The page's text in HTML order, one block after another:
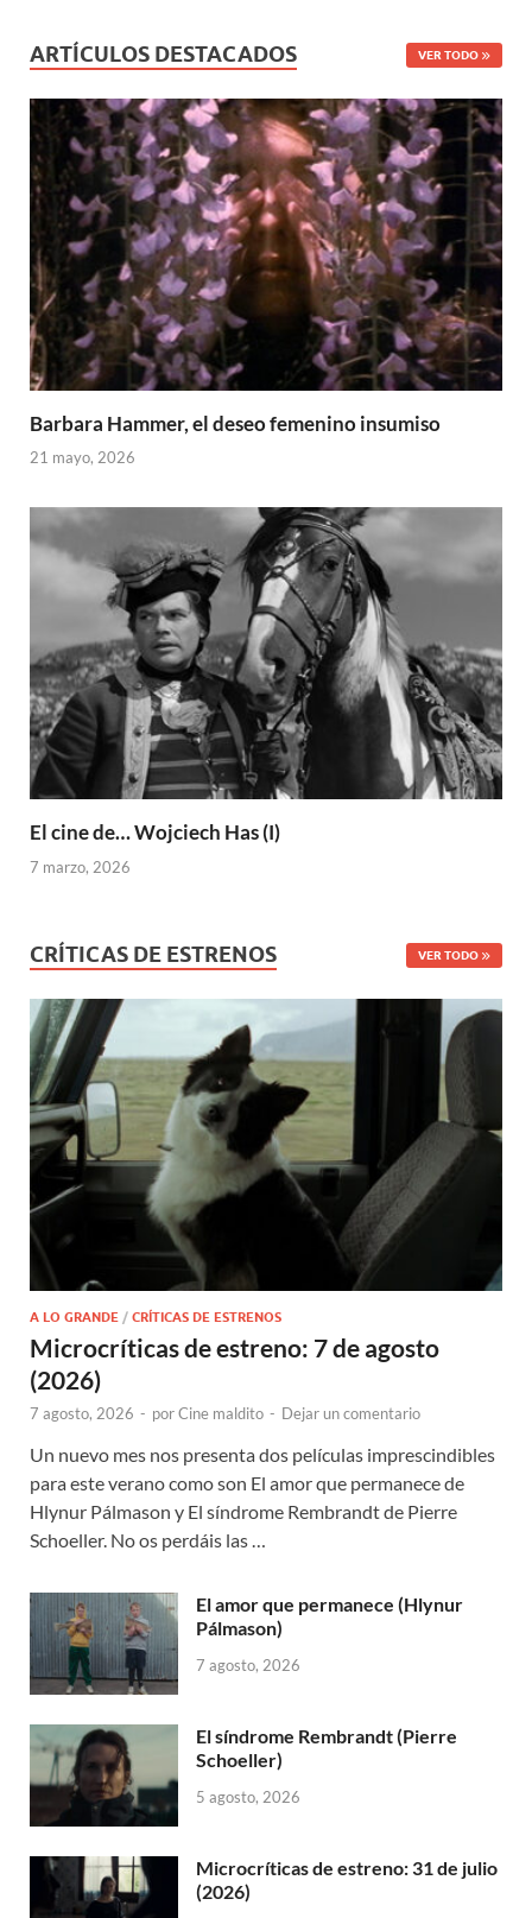
ARTÍCULOS DESTACADOS VER TODO
Barbara Hammer, el deseo femenino insumiso
21 mayo, 2026
El cine de… Wojciech Has (I)
7 marzo, 2026
CRÍTICAS DE ESTRENOS VER TODO
A LO GRANDE / CRÍTICAS DE ESTRENOS
Microcríticas de estreno: 7 de agosto
(2026)
7 agosto, 2026 - porCine maldito - Dejar un comentario
Un nuevo mes nos presenta dos películas imprescindibles
para este verano como son El amor que permanece de
Hlynur Pálmason y El síndrome Rembrandt de Pierre
Schoeller. No os perdáis las …
El amor que permanece (Hlynur
Pálmason)
7 agosto, 2026
El síndrome Rembrandt (Pierre
Schoeller)
5 agosto, 2026
Microcríticas de estreno: 31 de julio
(2026)